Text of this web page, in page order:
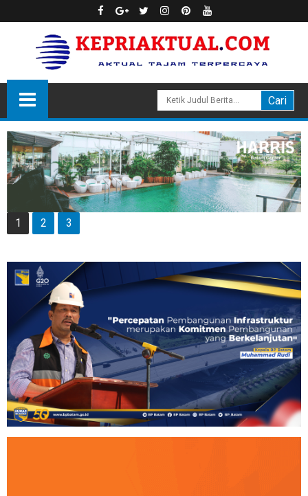
1 2 3